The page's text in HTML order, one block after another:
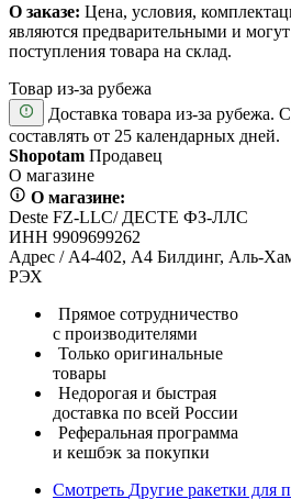
О заказе: Цена, условия,
являются предварительными и
поступления товара на склад.
Товар из-за рубежа
Доставка товара из-за рубежа.
составлять от 25 календарных дней.
Shopotam Продавец
О магазине
О магазине:
Deste FZ-LLC/ ДЕСТЕ ФЗ-ЛЛС
ИНН 9909699262
Адрес / А4-402, А4 Билдинг, Аль-
РЭХ
Прямое сотрудничество
с производителями
Только оригинальные
товары
Недорогая и быстрая
доставка по всей России
Реферальная программа
и кешбэк за покупки
Смотреть Другие ракетки для